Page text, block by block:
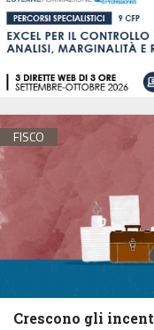
FISCO
Crescono gli